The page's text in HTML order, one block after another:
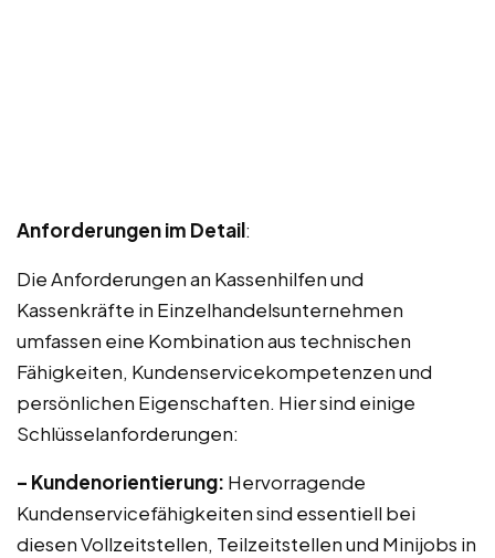
Anforderungen im Detail:
Die Anforderungen an Kassenhilfen und
Kassenkräfte in Einzelhandelsunternehmen
umfassen eine Kombination aus technischen
Fähigkeiten, Kundenservicekompetenzen und
persönlichen Eigenschaften. Hier sind einige
Schlüsselanforderungen:
– Kundenorientierung: Hervorragende
Kundenservicefähigkeiten sind essentiell bei
diesen Vollzeitstellen, Teilzeitstellen und Minijobs in